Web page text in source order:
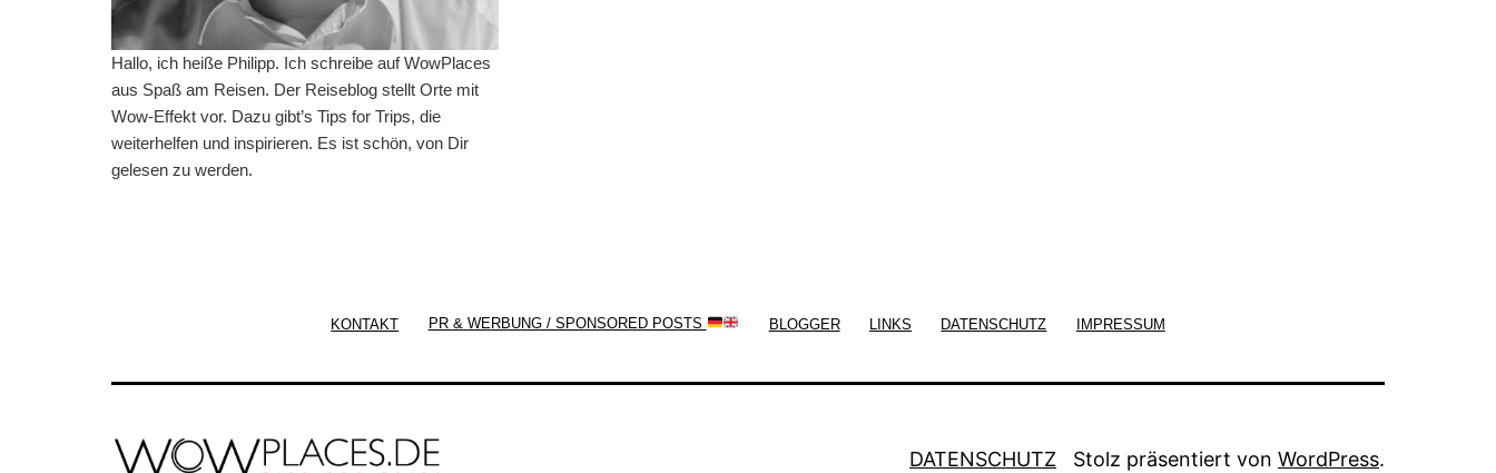
Hallo, ich heiße Philipp. Ich schreibe auf WowPlaces
aus Spaß am Reisen. Der Reiseblog stellt Orte mit
Wow-Effekt vor. Dazu gibt’s Tips for Trips, die
weiterhelfen und inspirieren. Es ist schön, von Dir
gelesen zu werden.
KONTAKT PR & WERBUNG / SPONSORED POSTS BLOGGER LINKS DATENSCHUTZ IMPRESSUM
DATENSCHUTZ Stolz präsentiert von WordPress.